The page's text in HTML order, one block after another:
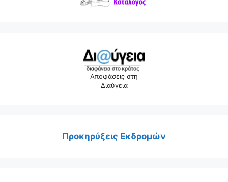
Αποφάσεις στη
Διαύγεια
Προκηρύξεις Εκδρομών